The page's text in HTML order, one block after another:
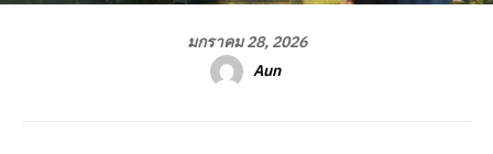
มกราคม 28, 2026
Aun